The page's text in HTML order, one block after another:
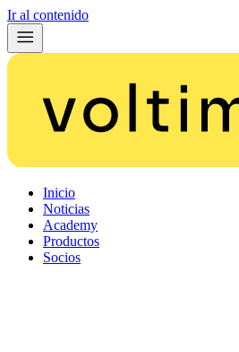
Ir al contenido
Inicio
Noticias
Academy
Productos
Socios